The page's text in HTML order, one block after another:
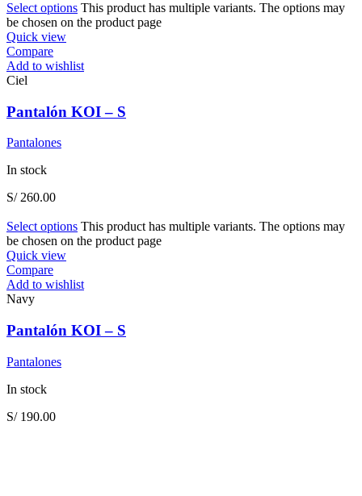
Select options This product has multiple variants. The options may
be chosen on the product page
Quick view
Compare
Add to wishlist
Ciel
Pantalón KOI – S
Pantalones
In stock
S/260.00
Select options This product has multiple variants. The options may
be chosen on the product page
Quick view
Compare
Add to wishlist
Navy
Pantalón KOI – S
Pantalones
In stock
S/190.00